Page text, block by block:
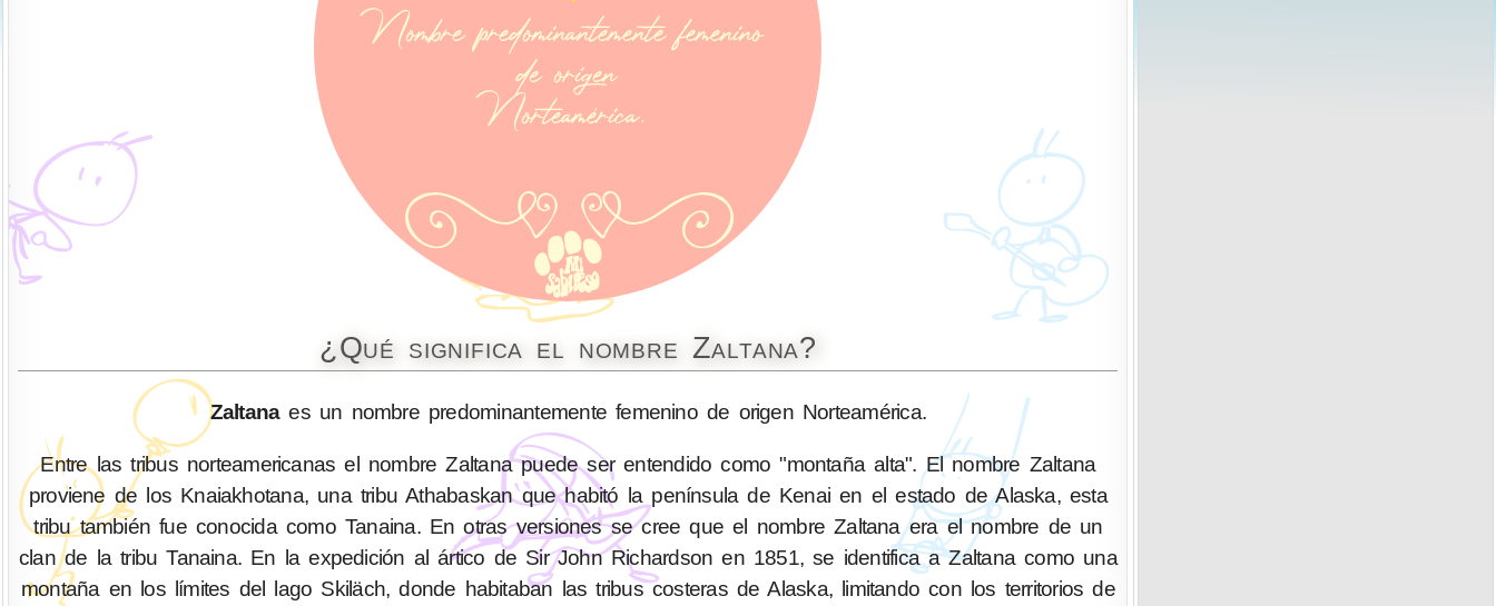
¿Qué significa el nombre Zaltana?
Zaltanaes un nombre predominantemente femenino de origen Norteamérica.
Entre las tribus norteamericanas el nombre Zaltana puede ser entendido como "montaña alta". El nombre Zaltana
proviene de los Knaiakhotana, una tribu Athabaskan que habitó la península de Kenai en el estado de Alaska, esta
tribu también fue conocida como Tanaina. En otras versiones se cree que el nombre Zaltana era el nombre de un
clan de la tribu Tanaina. En la expedición al ártico de Sir John Richardson en 1851, se identifica a Zaltana como una
montaña en los límites del lago Skiläch, donde habitaban las tribus costeras de Alaska, limitando con los territorios de